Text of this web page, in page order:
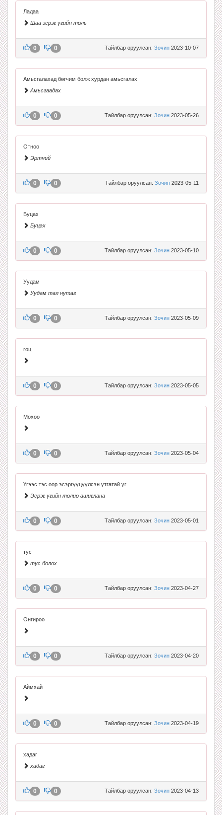
Ладаа
Шаа эсрэг үгийн толь
Тайлбар оруулсан: Зочин 2023-10-07
0 0
Амьсгалахад бөгчим болж хурдан амьсгалах
Амьсгаадах
Тайлбар оруулсан: Зочин 2023-05-26
0 0
Отноо
Эртний
Тайлбар оруулсан: Зочин 2023-05-11
0 0
Буцах
Буцах
Тайлбар оруулсан: Зочин 2023-05-10
0 0
Уудам
Уудам тал нутаг
Тайлбар оруулсан: Зочин 2023-05-09
0 0
гоц
Тайлбар оруулсан: Зочин 2023-05-05
0 0
Мохоо
Тайлбар оруулсан: Зочин 2023-05-04
0 0
Үгээс тэс өөр эсэргүүцүүлсэн утгатай үг
Эсрэг үгийн толио ашиглана
Тайлбар оруулсан: Зочин 2023-05-01
0 0
тус
тус болох
Тайлбар оруулсан: Зочин 2023-04-27
0 0
Онгироо
Тайлбар оруулсан: Зочин 2023-04-20
0 0
Аймхай
Тайлбар оруулсан: Зочин 2023-04-19
0 0
хадаг
хадаг
Тайлбар оруулсан: Зочин 2023-04-13
0 0